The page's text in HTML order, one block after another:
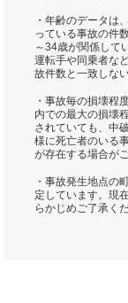
・年齢のデータは
っている事故の件
～34歳が関係して
運転手や同乗者な
故件数と一致しな
・事故毎の損壊程
内での最大の損壊
されていても、中
様に死亡者のいる
が存在する場合が
・事故発生地点の
定しています。現
らかじめご了承くだ